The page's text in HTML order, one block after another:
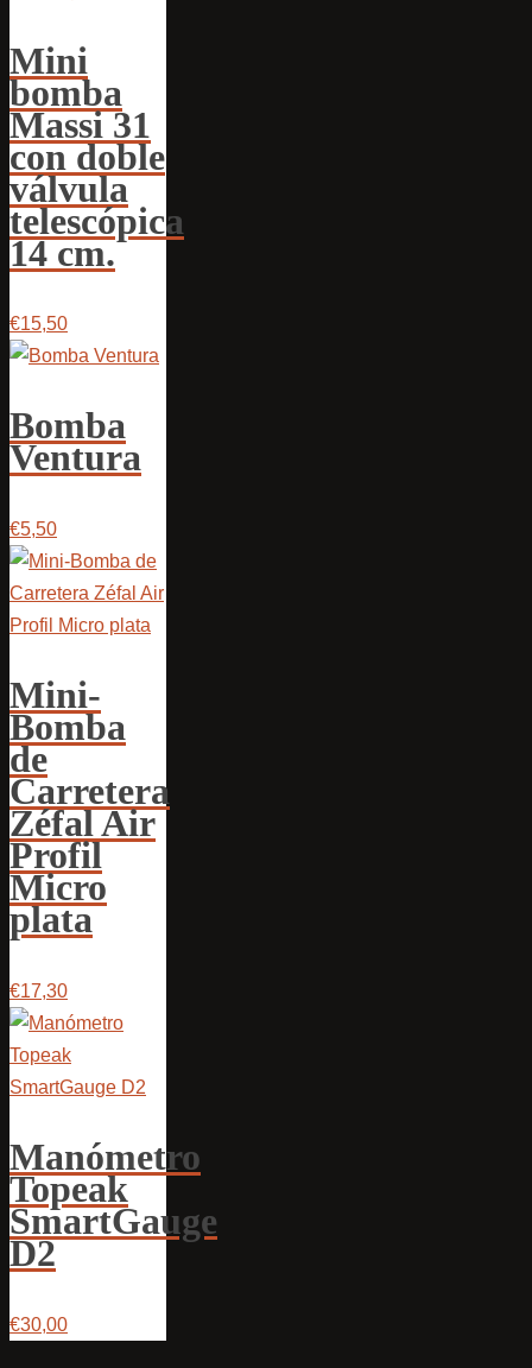
Mini
bomba
Massi 31
con doble
válvula
telescópica
14 cm.
€15,50
Bomba
Ventura
€5,50
Mini-
Bomba
de
Carretera
Zéfal Air
Profil
Micro
plata
€17,30
Manómetro
Topeak
SmartGauge
D2
€30,00